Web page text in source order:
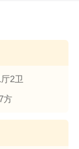
2卫
方